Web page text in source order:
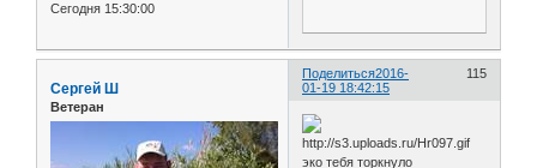
Сегодня 15:30:00
Поделиться 115
2016-
01-19 18:42:15
Сергей Ш
Ветеран
эко тебя торкнуло